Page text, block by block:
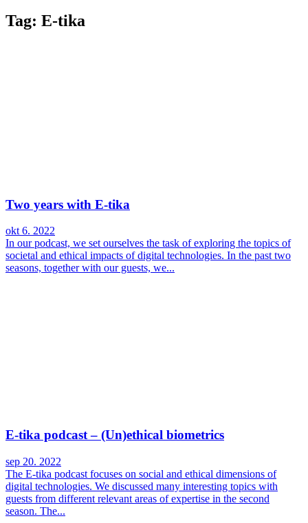
Tag: E-tika
Two years with E-tika
okt 6. 2022
In our podcast, we set ourselves the task of exploring the topics of
societal and ethical impacts of digital technologies. In the past two
seasons, together with our guests, we...
E-tika podcast – (Un)ethical biometrics
sep 20. 2022
The E-tika podcast focuses on social and ethical dimensions of
digital technologies. We discussed many interesting topics with
guests from different relevant areas of expertise in the second
season. The...